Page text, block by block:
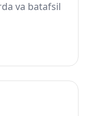
va batafsil